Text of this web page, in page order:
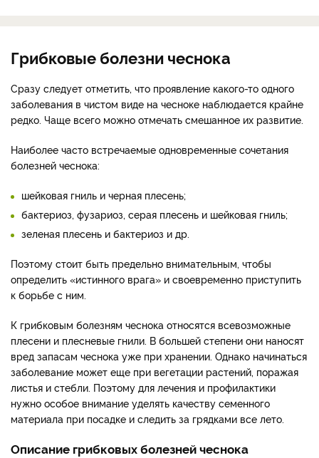
Грибковые болезни чеснока
Сразу следует отметить, что проявление какого-то одного
заболевания в чистом виде на чесноке наблюдается крайне
редко. Чаще всего можно отмечать смешанное их развитие.
Наиболее часто встречаемые одновременные сочетания
болезней чеснока:
шейковая гниль и черная плесень;
бактериоз, фузариоз, серая плесень и шейковая гниль;
зеленая плесень и бактериоз и др.
Поэтому стоит быть предельно внимательным, чтобы
определить «истинного врага» и своевременно приступить
к борьбе с ним.
К грибковым болезням чеснока относятся всевозможные
плесени и плесневые гнили. В большей степени они наносят
вред запасам чеснока уже при хранении. Однако начинаться
заболевание может еще при вегетации растений, поражая
листья и стебли. Поэтому для лечения и профилактики
нужно особое внимание уделять качеству семенного
материала при посадке и следить за грядками все лето.
Описание грибковых болезней чеснока